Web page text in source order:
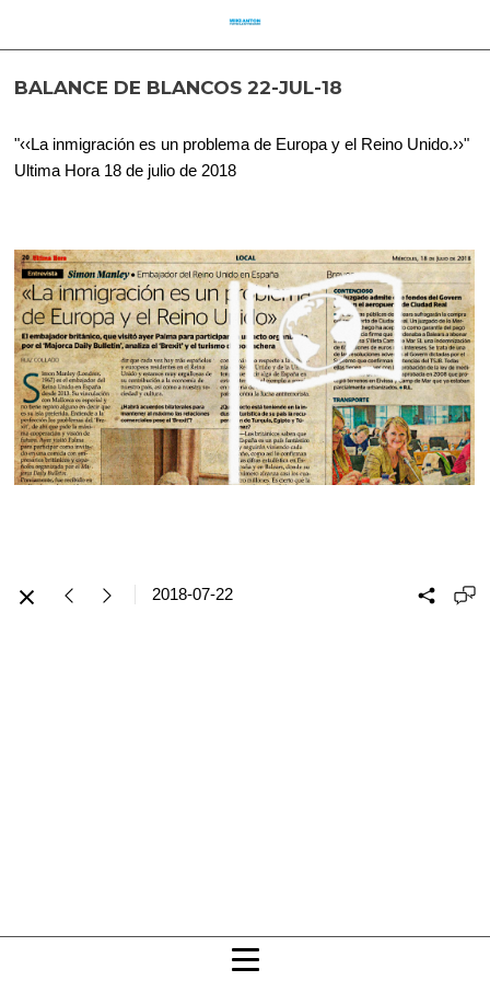
BALANCE DE BLANCOS 22-JUL-18
"‹‹La inmigración es un problema de Europa y el Reino Unido.››"
Ultima Hora 18 de julio de 2018
2018-07-22